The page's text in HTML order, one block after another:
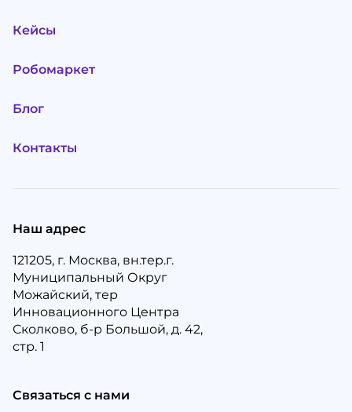
Кейсы
Робомаркет
Блог
Контакты
Наш адрес
121205, г. Москва, вн.тер.г.
Муниципальный Округ
Можайский, тер
Инновационного Центра
Сколково, б-р Большой, д. 42,
стр. 1
Связаться с нами